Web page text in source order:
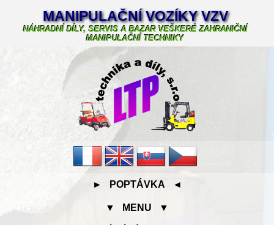
MANIPULAČNÍ VOZÍKY VZV
NÁHRADNÍ DÍLY, SERVIS A BAZAR VEŠKERÉ ZAHRANIČNÍ
MANIPULAČNÍ TECHNIKY
► POPTÁVKA ◄
▼ MENU ▼